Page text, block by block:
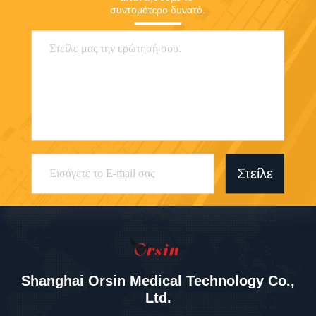
συντομότερο δυνατό.
Στείλε
Shanghai Orsin Medical Technology Co.,
Ltd.